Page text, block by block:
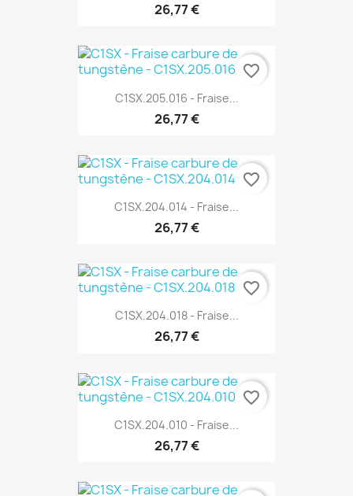
26,77 €
C1SX.205.016 - Fraise...
26,77 €
favorite_border
C1SX.204.014 - Fraise...
26,77 €
favorite_border
C1SX.204.018 - Fraise...
26,77 €
favorite_border
C1SX.204.010 - Fraise...
26,77 €
favorite_border